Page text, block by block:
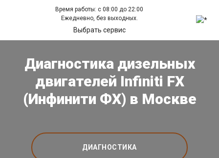
Время работы: с 08:00 до 22:00
Ежедневно, без выходных.
Выбрать сервис
Диагностика дизельных
двигателей Infiniti FX
(Инфинити ФХ) в Москве
ДИАГНОСТИКА